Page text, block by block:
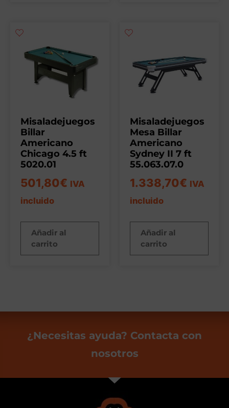
Misaladejuegos
Billar
Americano
Chicago 4.5 ft
5020.01
501,80€ IVA
incluido
Añadir al
carrito
Misaladejuegos
Mesa Billar
Americano
Sydney II 7 ft
55.063.07.0
1.338,70€ IVA
incluido
Añadir al
carrito
¿Necesitas ayuda? Contacta con
nosotros